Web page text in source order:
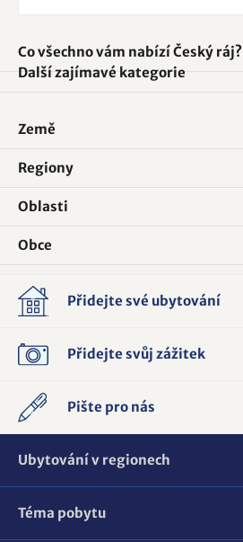
Co všechno vám nabízí Český ráj?
Další zajímavé kategorie
Země
Regiony
Oblasti
Obce
Přidejte své ubytování
Přidejte svůj zážitek
Pište pro nás
Ubytování v regionech
Téma pobytu